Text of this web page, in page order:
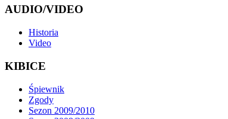
AUDIO/VIDEO
Historia
Video
KIBICE
Śpiewnik
Zgody
Sezon 2009/2010